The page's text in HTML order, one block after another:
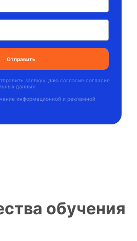
заявку», даю согласие согласие
данных
информационной и рекламной
обучения